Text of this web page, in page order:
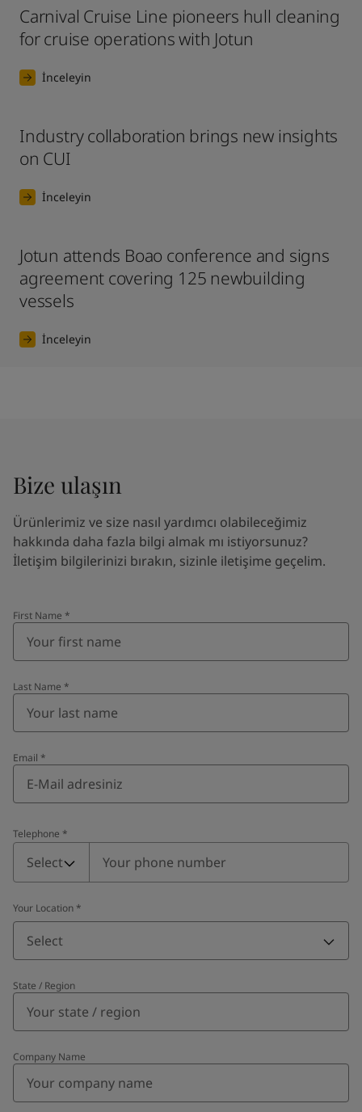
Carnival Cruise Line pioneers hull cleaning
for cruise operations with Jotun
İnceleyin
Industry collaboration brings new insights
on CUI
İnceleyin
Jotun attends Boao conference and signs
agreement covering 125 newbuilding
vessels
İnceleyin
Bize ulaşın
Ürünlerimiz ve size nasıl yardımcı olabileceğimiz
hakkında daha fazla bilgi almak mı istiyorsunuz?
İletişim bilgilerinizi bırakın, sizinle iletişime geçelim.
First Name *
Last Name *
Email *
Telephone *
Telephone
Select
Your Location *
Select
State / Region
Company Name